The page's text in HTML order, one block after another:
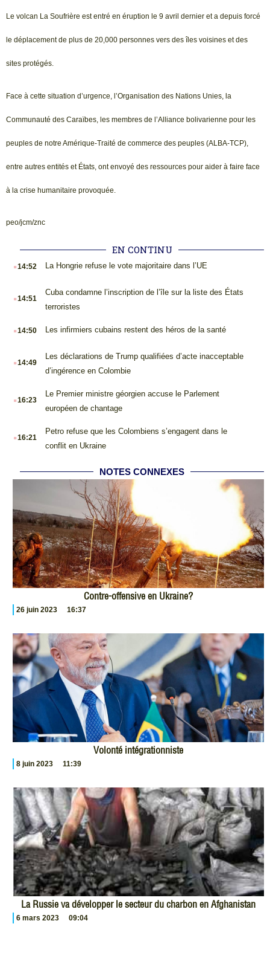
Le volcan La Soufrière est entré en éruption le 9 avril dernier et a depuis forcé
le déplacement de plus de 20,000 personnes vers des îles voisines et des
sites protégés.
Face à cette situation d’urgence, l’Organisation des Nations Unies, la
Communauté des Caraïbes, les membres de l’Alliance bolivarienne pour les
peuples de notre Amérique-Traité de commerce des peuples (ALBA-TCP),
entre autres entités et États, ont envoyé des ressources pour aider à faire face
à la crise humanitaire provoquée.
peo/jcm/znc
EN CONTINU
.14:52 La Hongrie refuse le vote majoritaire dans l’UE
.14:51
Cuba condamne l’inscription de l’île sur la liste des États
terroristes
.14:50 Les infirmiers cubains restent des héros de la santé
.14:49
Les déclarations de Trump qualifiées d’acte inacceptable
d’ingérence en Colombie
.16:23
Le Premier ministre géorgien accuse le Parlement
européen de chantage
.16:21
Petro refuse que les Colombiens s’engagent dans le
conflit en Ukraine
NOTES CONNEXES
Contre-offensive en Ukraine?
26 juin 2023 16:37
Volonté intégrationniste
8 juin 2023 11:39
La Russie va développer le secteur du charbon en Afghanistan
6 mars 2023 09:04